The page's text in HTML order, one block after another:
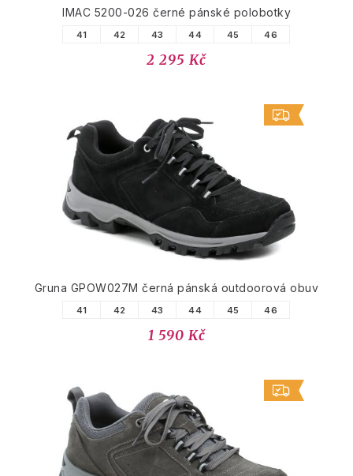
IMAC 5200-026 černé pánské polobotky
41 42 43 44 45 46
2 295 Kč
Gruna GPOW027M černá pánská outdoorová obuv
41 42 43 44 45 46
1 590 Kč